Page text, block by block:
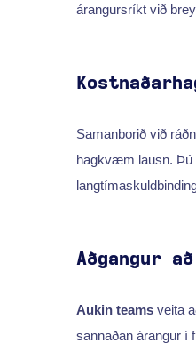
árangursríkt við
Samanborið við
hagkvæm lausn. Þú
Aðgangur
Aukin teamsveita
sannaðan árangur í